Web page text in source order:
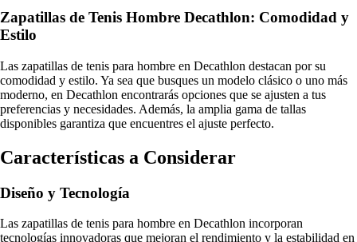
Zapatillas de Tenis Hombre Decathlon: Comodidad y
Estilo
Las zapatillas de tenis para hombre en Decathlon destacan por su
comodidad y estilo. Ya sea que busques un modelo clásico o uno más
moderno, en Decathlon encontrarás opciones que se ajusten a tus
preferencias y necesidades. Además, la amplia gama de tallas
disponibles garantiza que encuentres el ajuste perfecto.
Características a Considerar
Diseño y Tecnología
Las zapatillas de tenis para hombre en Decathlon incorporan
tecnologías innovadoras que mejoran el rendimiento y la estabilidad en